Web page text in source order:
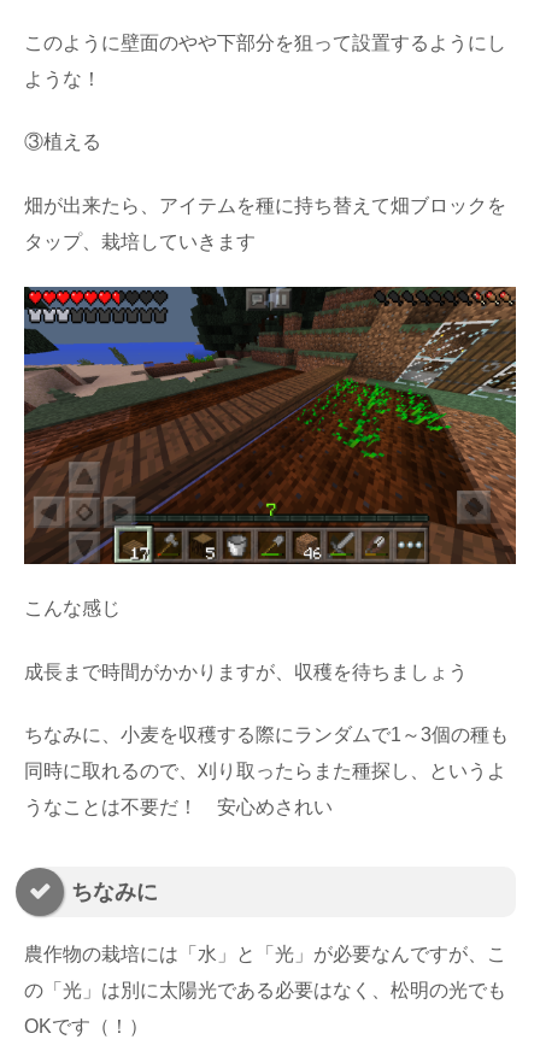
このように壁面のやや下部分を狙って設置するようにし
ような！
③植える
畑が出来たら、アイテムを種に持ち替えて畑ブロックを
タップ、栽培していきます
こんな感じ
成長まで時間がかかりますが、収穫を待ちましょう
ちなみに、小麦を収穫する際にランダムで1～3個の種も
同時に取れるので、刈り取ったらまた種探し、というよ
うなことは不要だ！ 安心めされい
ちなみに
農作物の栽培には「水」と「光」が必要なんですが、こ
の「光」は別に太陽光である必要はなく、松明の光でも
OKです（！）